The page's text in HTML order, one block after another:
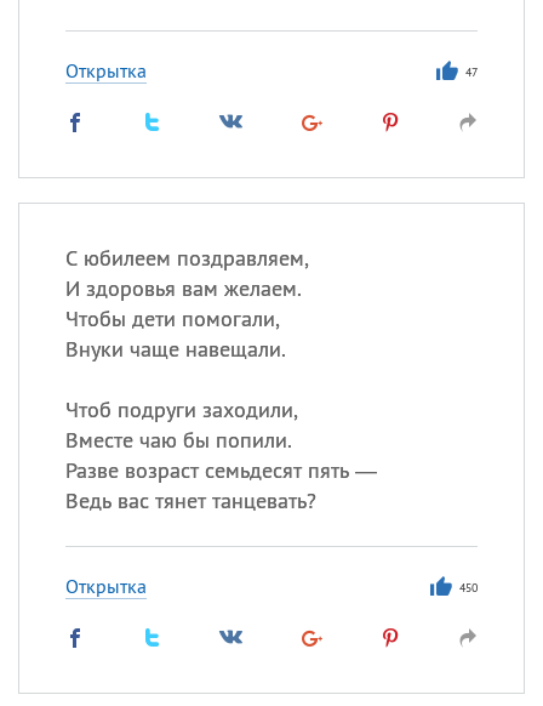
Открытка 47
С юбилеем поздравляем,
И здоровья вам желаем.
Чтобы дети помогали,
Внуки чаще навещали.
Чтоб подруги заходили,
Вместе чаю бы попили.
Разве возраст семьдесят пять —
Ведь вас тянет танцевать?
Открытка 450